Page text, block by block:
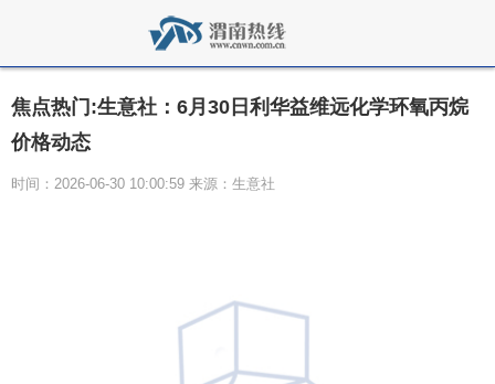
焦点热门:生意社：6月30日利华益维远化学环氧丙烷
价格动态
时间：2026-06-30 10:00:59 来源：生意社